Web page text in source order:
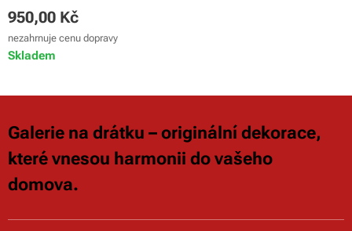
950,00 Kč
nezahrnuje cenu dopravy
Skladem
Galerie na drátku – originální dekorace,
které vnesou harmonii do vašeho
domova.